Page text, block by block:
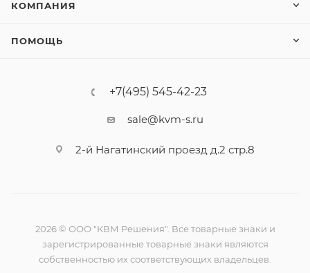
КОМПАНИЯ
ПОМОЩЬ
+7(495) 545-42-23
sale@kvm-s.ru
2-й Нагатинский проезд д.2 стр.8
2026 © ООО "КВМ Решения". Все товарные знаки и
зарегистрированные товарные знаки являются
собственностью их соответствующих владельцев.